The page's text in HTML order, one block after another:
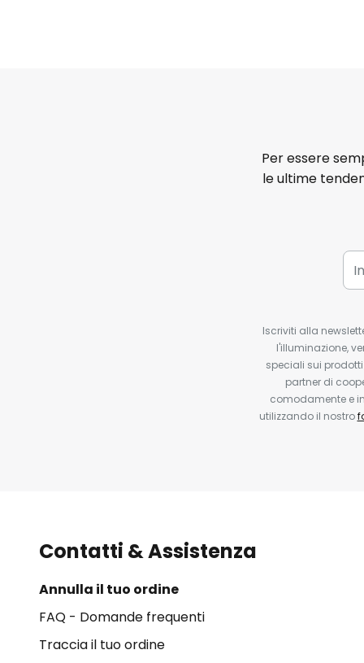
Per essere
le ultime
Iscriviti alla
l'illuminazione,
speciali sui
partner di
comodamente e
utilizzando il nostro
Contatti & Assistenza
Annulla il tuo ordine
FAQ - Domande frequenti
Traccia il tuo ordine